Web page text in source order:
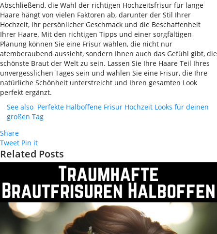
Abschließend, die Wahl der richtigen Hochzeitsfrisur für lange
Haare hängt von vielen Faktoren ab, darunter der Stil Ihrer
Hochzeit, Ihr persönlicher Geschmack und die Beschaffenheit
Ihrer Haare. Mit den richtigen Tipps und einer sorgfältigen
Planung können Sie eine Frisur wählen, die nicht nur
atemberaubend aussieht, sondern Ihnen auch das Gefühl gibt, die
schönste Braut der Welt zu sein. Lassen Sie Ihre Haare Teil Ihres
unvergesslichen Tages sein und wählen Sie eine Frisur, die Ihre
natürliche Schönheit unterstreicht und Ihren gesamten Look
perfekt ergänzt.
See also Perfekte Halboffene Frisur Hochzeit Looks für deinen
großen Tag
Share
Tweet Pin it
Related Posts